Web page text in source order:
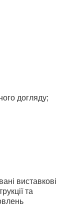
догляду;
виставкові
та